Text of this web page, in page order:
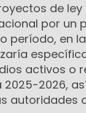
de
por un
período, en
activos o
2025-2026,
autoridades